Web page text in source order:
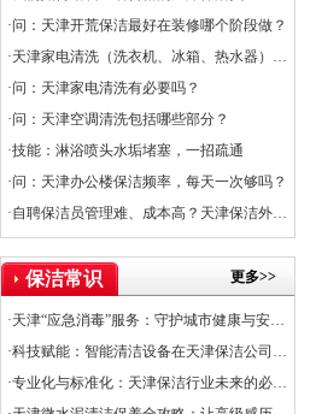
·问：天津开荒保洁最好在装修哪个阶段做？
·天津家电清洗（洗衣机、冰箱、热水器）服务上线
·问：天津家电清洗有必要吗？
·问：天津空调清洗包括哪些部分？
·技能：淋浴喷头水垢堵塞，一招疏通
·问：天津办公楼保洁频率，每天一次够吗？
·自聘保洁员管理难、成本高？天津保洁外包是出路
保洁常识 更多>>
·天津“应急消毒”服务：守护城市健康与安全的关键防线
·科技赋能：智能清洁设备在天津保洁公司的应用普及率
·专业化与标准化：天津保洁行业未来的必经之路